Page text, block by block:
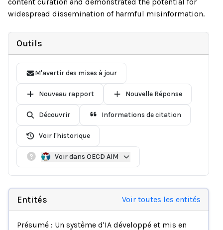
widespread dissemination of harmful misinformation.
Outils
M'avertir des mises à jour
Nouveau rapport Nouvelle Réponse
Découvrir Informations de citation
Voir l'historique
Voir dans OECD AIM
Entités Voir toutes les entités
Présumé : Un système d'IA développé et mis en